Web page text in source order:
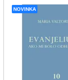
NOVINKA